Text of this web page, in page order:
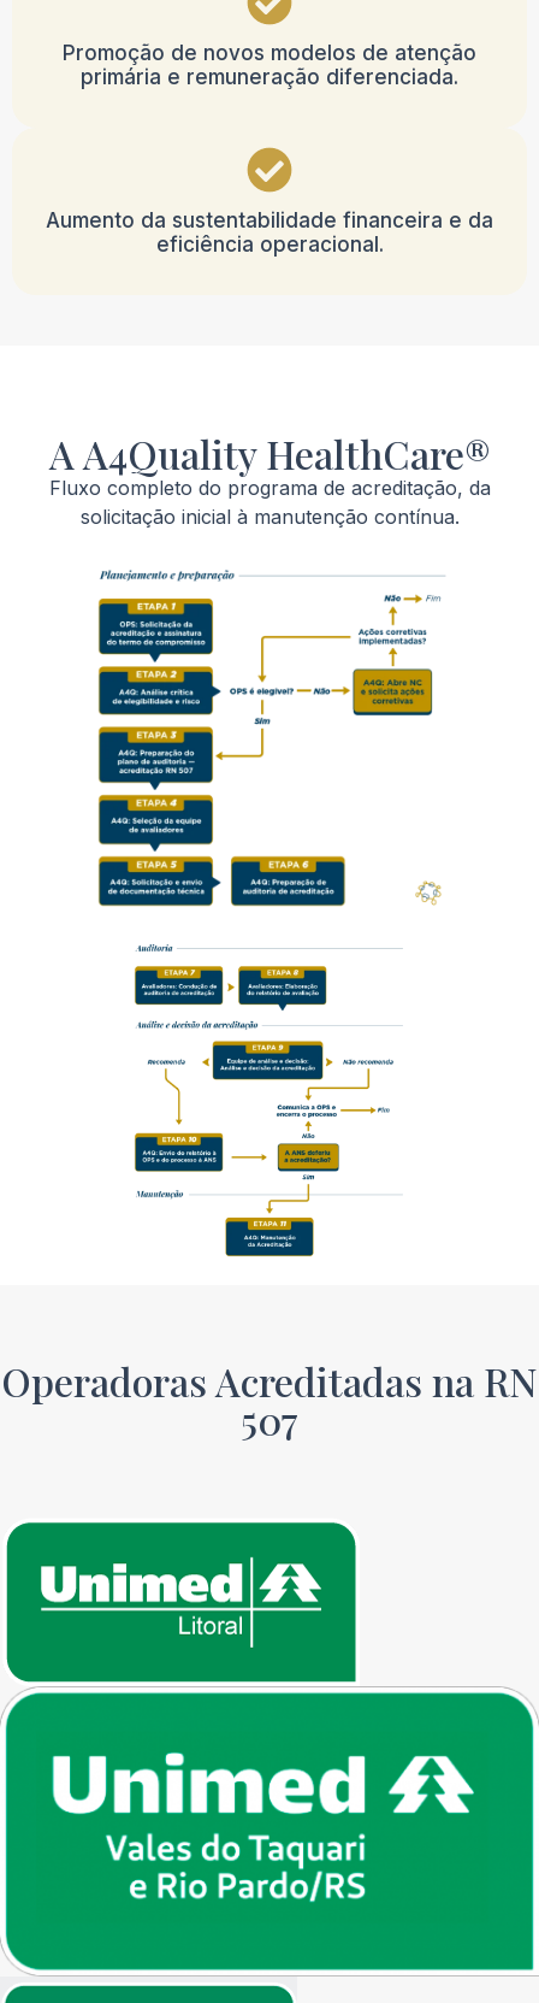
Promoção de novos modelos de atenção
primária e remuneração diferenciada.
Aumento da sustentabilidade financeira e da
eficiência operacional.
A A4Quality HealthCare®
Fluxo completo do programa de acreditação, da
solicitação inicial à manutenção contínua.
Operadoras Acreditadas na RN
507